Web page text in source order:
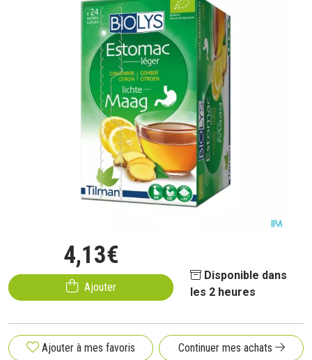
4,13€
Ajouter
Disponible dans
les 2 heures
Ajouter à mes favoris Continuer mes achats